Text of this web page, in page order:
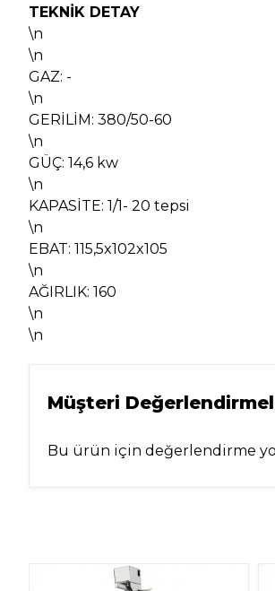
TEKNİK DETAY
\n
\n
GAZ: -
\n
GERİLİM: 380/50-60
\n
GÜÇ: 14,6 kw
\n
KAPASİTE: 1/1- 20 tepsi
\n
EBAT: 115,5x102x105
\n
AĞIRLIK: 160
\n
\n
Müşteri
Bu ürün için değerlendirme